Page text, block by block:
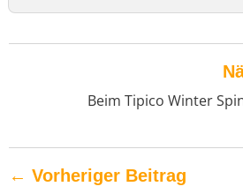
Beim Tipico Winter
← Vorheriger Beitrag